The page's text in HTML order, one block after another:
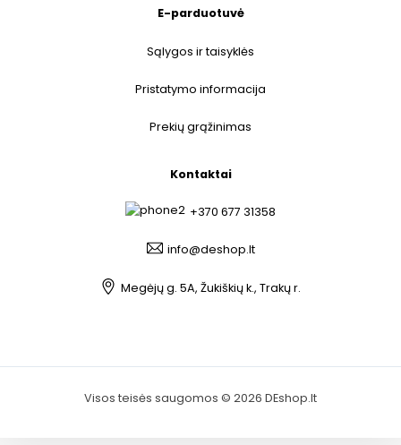
E-parduotuvė
Sąlygos ir taisyklės
Pristatymo informacija
Prekių grąžinimas
Kontaktai
+370 677 31358
info@deshop.lt
Megėjų g. 5A, Žukiškių k., Trakų r.
Visos teisės saugomos © 2026 DEshop.lt